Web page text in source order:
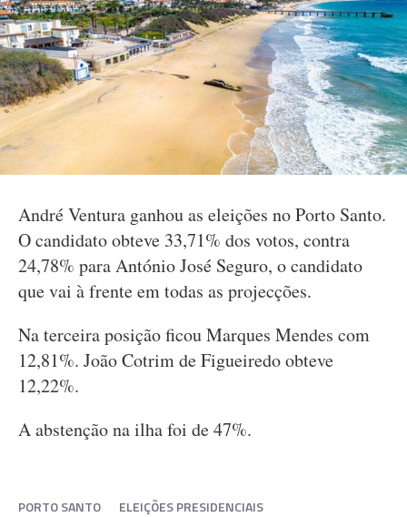
André Ventura ganhou as eleições no Porto Santo.
O candidato obteve 33,71% dos votos, contra
24,78% para António José Seguro, o candidato
que vai à frente em todas as projecções.
Na terceira posição ficou Marques Mendes com
12,81%. João Cotrim de Figueiredo obteve
12,22%.
A abstenção na ilha foi de 47%.
PORTO SANTO ELEIÇÕES PRESIDENCIAIS